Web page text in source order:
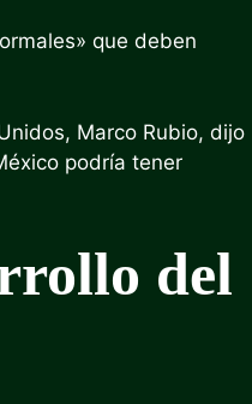
que deben
Marco Rubio, dijo
podría tener
del